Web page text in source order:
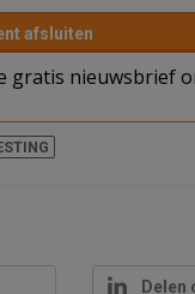
afsluiten
gratis nieuwsbrief
Delen